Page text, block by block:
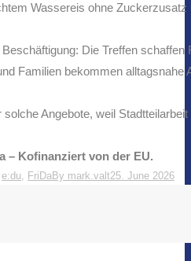
Wassereis ohne Zuckerzusatz
Die Treffen
Familien bekommen
solche Angebote, weil
– Kofinanziert von der EU.
e:du, FriDaBy mark.valt25. June 2026